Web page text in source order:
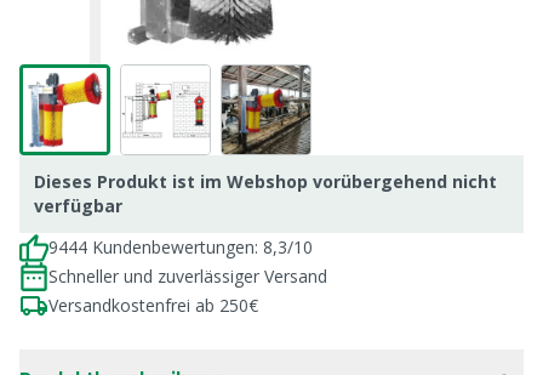
Dieses Produkt ist im Webshop vorübergehend nicht
verfügbar
9444 Kundenbewertungen: 8,3/10
Schneller und zuverlässiger Versand
Versandkostenfrei ab 250€